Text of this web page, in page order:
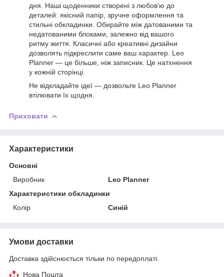
дня. Наші щоденники створені з любов’ю до
деталей: якісний папір, зручне оформлення та
стильні обкладинки. Обирайте між датованими та
недатованими блоками, залежно від вашого
ритму життя. Класичні або креативні дизайни
дозволять підкреслити саме ваш характер. Leo
Planner — це більше, ніж записник. Це натхнення
у кожній сторінці.
Не відкладайте ідеї — дозвольте Leo Planner
втілювати їх щодня.
Приховати
Характеристики
Основні
Виробник
Leo Planner
Характеристики обкладинки
Колір
Синій
Умови доставки
Доставка здійснюється тільки по передоплаті.
Нова Пошта